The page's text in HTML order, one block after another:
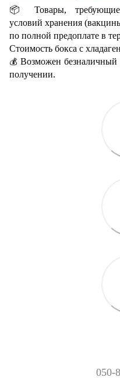
📦 Товары, требующие
условий хранения
по полной предоплате в
Стоимость бокса с
💰Возможен безналичный
получении.
050-